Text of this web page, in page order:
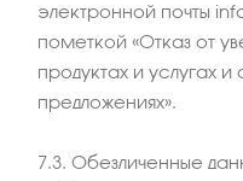
электронной почты
пометкой «Отказ от
продуктах и услугах и
предложениях».
7.3. Обезличенные